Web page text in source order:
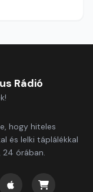
Rádió
hogy hiteles
és lelki táplálékkal
24 órában.